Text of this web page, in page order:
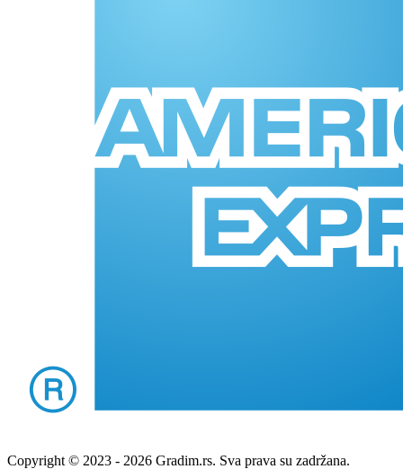
Copyright © 2023 - 2026 Gradim.rs. Sva prava su zadržana.